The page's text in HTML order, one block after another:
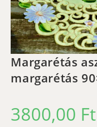
Margarétás
margarétás
3800,00 Ft